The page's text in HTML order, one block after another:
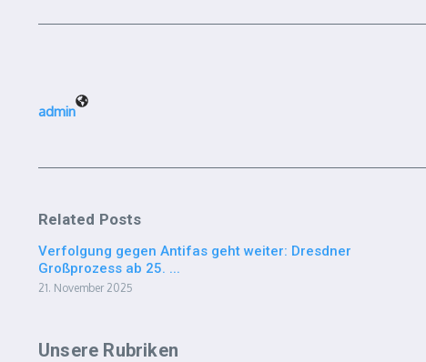
admin
Related Posts
Verfolgung gegen Antifas geht weiter: Dresdner
Großprozess ab 25. ...
21. November 2025
Unsere Rubriken